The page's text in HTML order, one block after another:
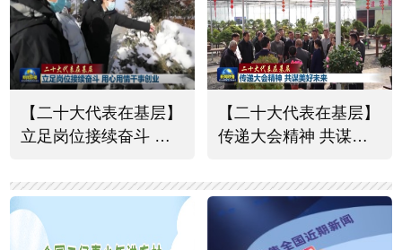
【二十大代表在基层】
立足岗位接续奋斗 用
【二十大代表在基层】
传递大会精神 共谋美